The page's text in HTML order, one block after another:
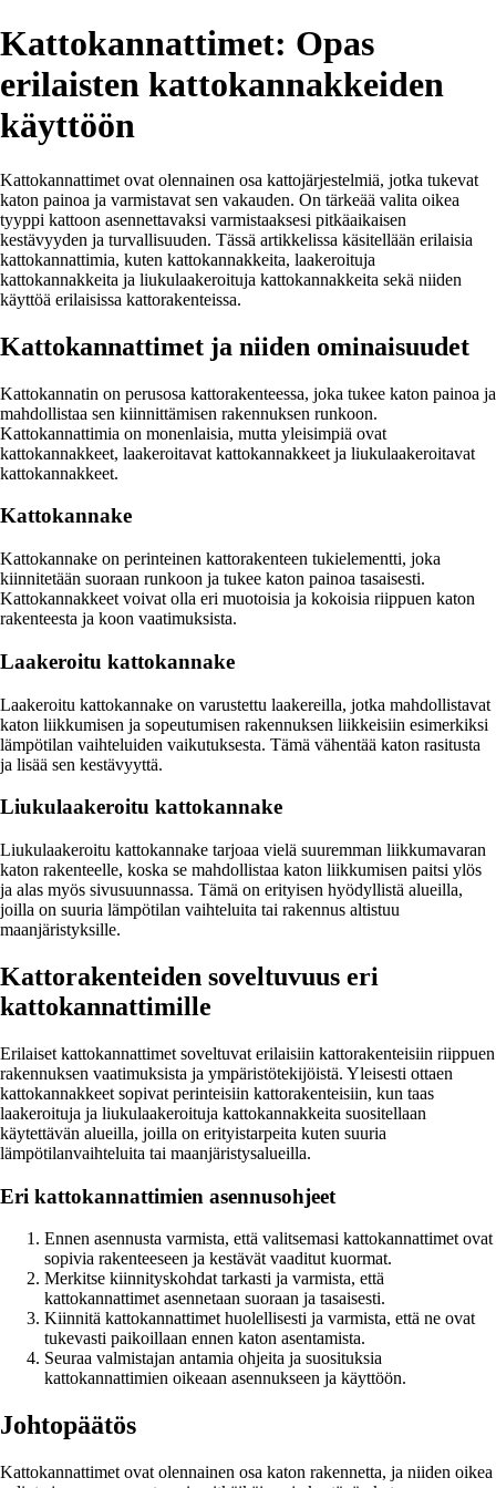
Kattokannattimet: Opas
erilaisten kattokannakkeiden
käyttöön
Kattokannattimet ovat olennainen osa kattojärjestelmiä, jotka tukevat
katon painoa ja varmistavat sen vakauden. On tärkeää valita oikea
tyyppi kattoon asennettavaksi varmistaaksesi pitkäaikaisen
kestävyyden ja turvallisuuden. Tässä artikkelissa käsitellään erilaisia
kattokannattimia, kuten kattokannakkeita, laakeroituja
kattokannakkeita ja liukulaakeroituja kattokannakkeita sekä niiden
käyttöä erilaisissa kattorakenteissa.
Kattokannattimet ja niiden ominaisuudet
Kattokannatin on perusosa kattorakenteessa, joka tukee katon painoa ja
mahdollistaa sen kiinnittämisen rakennuksen runkoon.
Kattokannattimia on monenlaisia, mutta yleisimpiä ovat
kattokannakkeet, laakeroitavat kattokannakkeet ja liukulaakeroitavat
kattokannakkeet.
Kattokannake
Kattokannake on perinteinen kattorakenteen tukielementti, joka
kiinnitetään suoraan runkoon ja tukee katon painoa tasaisesti.
Kattokannakkeet voivat olla eri muotoisia ja kokoisia riippuen katon
rakenteesta ja koon vaatimuksista.
Laakeroitu kattokannake
Laakeroitu kattokannake on varustettu laakereilla, jotka mahdollistavat
katon liikkumisen ja sopeutumisen rakennuksen liikkeisiin esimerkiksi
lämpötilan vaihteluiden vaikutuksesta. Tämä vähentää katon rasitusta
ja lisää sen kestävyyttä.
Liukulaakeroitu kattokannake
Liukulaakeroitu kattokannake tarjoaa vielä suuremman liikkumavaran
katon rakenteelle, koska se mahdollistaa katon liikkumisen paitsi ylös
ja alas myös sivusuunnassa. Tämä on erityisen hyödyllistä alueilla,
joilla on suuria lämpötilan vaihteluita tai rakennus altistuu
maanjäristyksille.
Kattorakenteiden soveltuvuus eri
kattokannattimille
Erilaiset kattokannattimet soveltuvat erilaisiin kattorakenteisiin riippuen
rakennuksen vaatimuksista ja ympäristötekijöistä. Yleisesti ottaen
kattokannakkeet sopivat perinteisiin kattorakenteisiin, kun taas
laakeroituja ja liukulaakeroituja kattokannakkeita suositellaan
käytettävän alueilla, joilla on erityistarpeita kuten suuria
lämpötilanvaihteluita tai maanjäristysalueilla.
Eri kattokannattimien asennusohjeet
Ennen asennusta varmista, että valitsemasi kattokannattimet ovat
sopivia rakenteeseen ja kestävät vaaditut kuormat.
Merkitse kiinnityskohdat tarkasti ja varmista, että
kattokannattimet asennetaan suoraan ja tasaisesti.
Kiinnitä kattokannattimet huolellisesti ja varmista, että ne ovat
tukevasti paikoillaan ennen katon asentamista.
Seuraa valmistajan antamia ohjeita ja suosituksia
kattokannattimien oikeaan asennukseen ja käyttöön.
Johtopäätös
Kattokannattimet ovat olennainen osa katon rakennetta, ja niiden oikea